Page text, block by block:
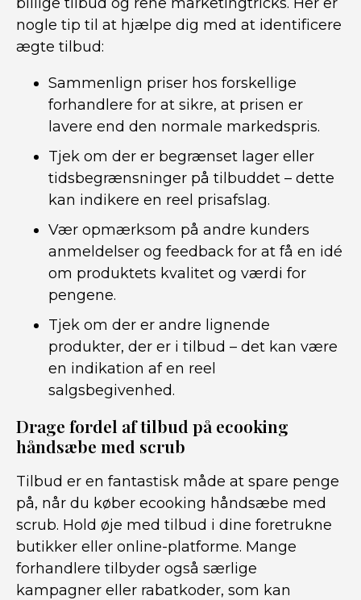
nogle tip til at hjælpe dig med at identificere
ægte tilbud:
Sammenlign priser hos forskellige
forhandlere for at sikre, at prisen er
lavere end den normale markedspris.
Tjek om der er begrænset lager eller
tidsbegrænsninger på tilbuddet – dette
kan indikere en reel prisafslag.
Vær opmærksom på andre kunders
anmeldelser og feedback for at få en idé
om produktets kvalitet og værdi for
pengene.
Tjek om der er andre lignende
produkter, der er i tilbud – det kan være
en indikation af en reel
salgsbegivenhed.
Drage fordel af tilbud på ecooking
håndsæbe med scrub
Tilbud er en fantastisk måde at spare penge
på, når du køber ecooking håndsæbe med
scrub. Hold øje med tilbud i dine foretrukne
butikker eller online-platforme. Mange
forhandlere tilbyder også særlige
kampagner eller rabatkoder, som kan